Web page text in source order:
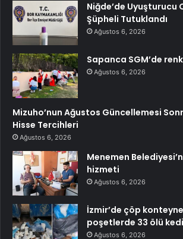
Niğde’de Uyuşturucu
Şüpheli Tutuklandı
Ağustos 6, 2026
Sapanca SGM’de
Ağustos 6, 2026
Mizuho’nun Ağustos Güncellemesi
Hisse Tercihleri
Ağustos 6, 2026
Menemen
hizmeti
Ağustos 6, 2026
İzmir’de çöp
poşetlerde 33 ölü
Ağustos 6, 2026